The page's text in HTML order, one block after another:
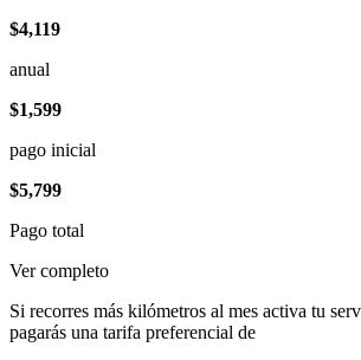
$4,119
anual
$1,599
pago inicial
$5,799
Pago total
Ver completo
Si recorres más kilómetros al mes activa tu
pagarás una tarifa preferencial de